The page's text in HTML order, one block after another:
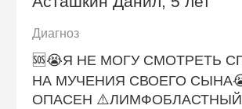
Диагноз
🆘😭Я НЕ МОГУ СМОТРЕТЬ
НА МУЧЕНИЯ СВОЕГО
ОПАСЕН ⚠️ЛИМФОБЛАСТНЫЙ